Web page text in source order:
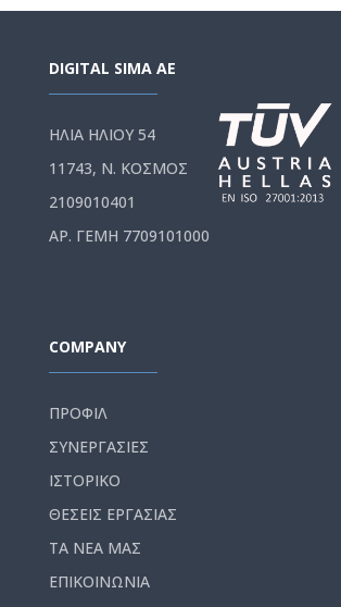
DIGITAL SIMA AE
ΗΛΙΑ ΗΛΙΟΥ 54
11743, Ν. ΚΟΣΜΟΣ
2109010401
ΑΡ. ΓΕΜΗ 7709101000
COMPANY
ΠΡΟΦΙΛ
ΣΥΝΕΡΓΑΣΙΕΣ
ΙΣΤΟΡΙΚΟ
ΘΕΣΕΙΣ ΕΡΓΑΣΙΑΣ
ΤΑ ΝΕΑ ΜΑΣ
ΕΠΙΚΟΙΝΩΝΙΑ